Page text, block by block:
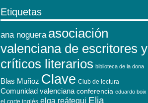
Etiquetas
ana noguera asociación
valenciana de escritores y
críticos literarios biblioteca de la dona
Blas Muñoz Clave Club de lectura
Comunidad valenciana conferencia eduardo boix
elga reátegui Elia